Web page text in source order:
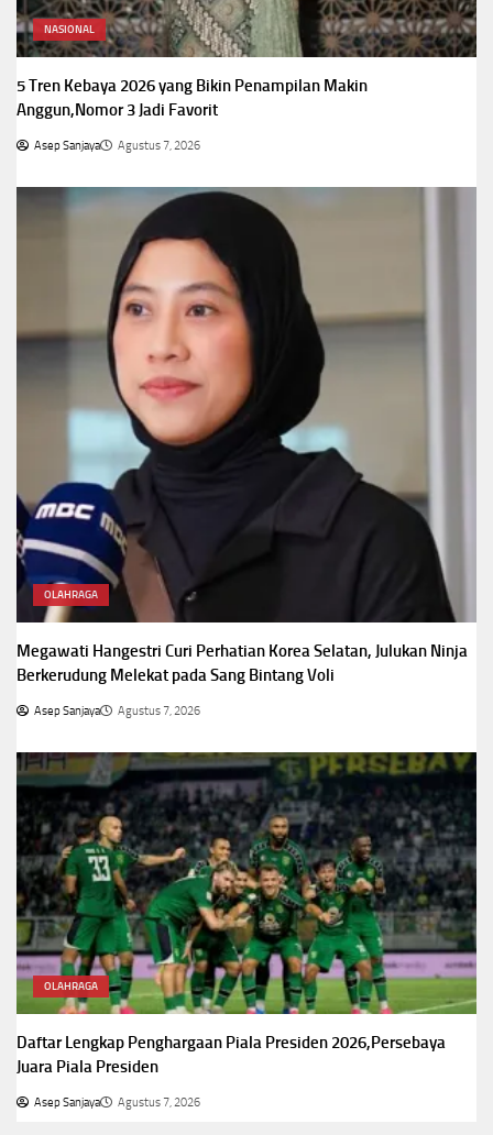
NASIONAL
5 Tren Kebaya 2026 yang Bikin Penampilan Makin
Anggun,Nomor 3 Jadi Favorit
Asep Sanjaya Agustus 7, 2026
OLAHRAGA
Megawati Hangestri Curi Perhatian Korea Selatan, Julukan Ninja
Berkerudung Melekat pada Sang Bintang Voli
Asep Sanjaya Agustus 7, 2026
OLAHRAGA
Daftar Lengkap Penghargaan Piala Presiden 2026,Persebaya
Juara Piala Presiden
Asep Sanjaya Agustus 7, 2026